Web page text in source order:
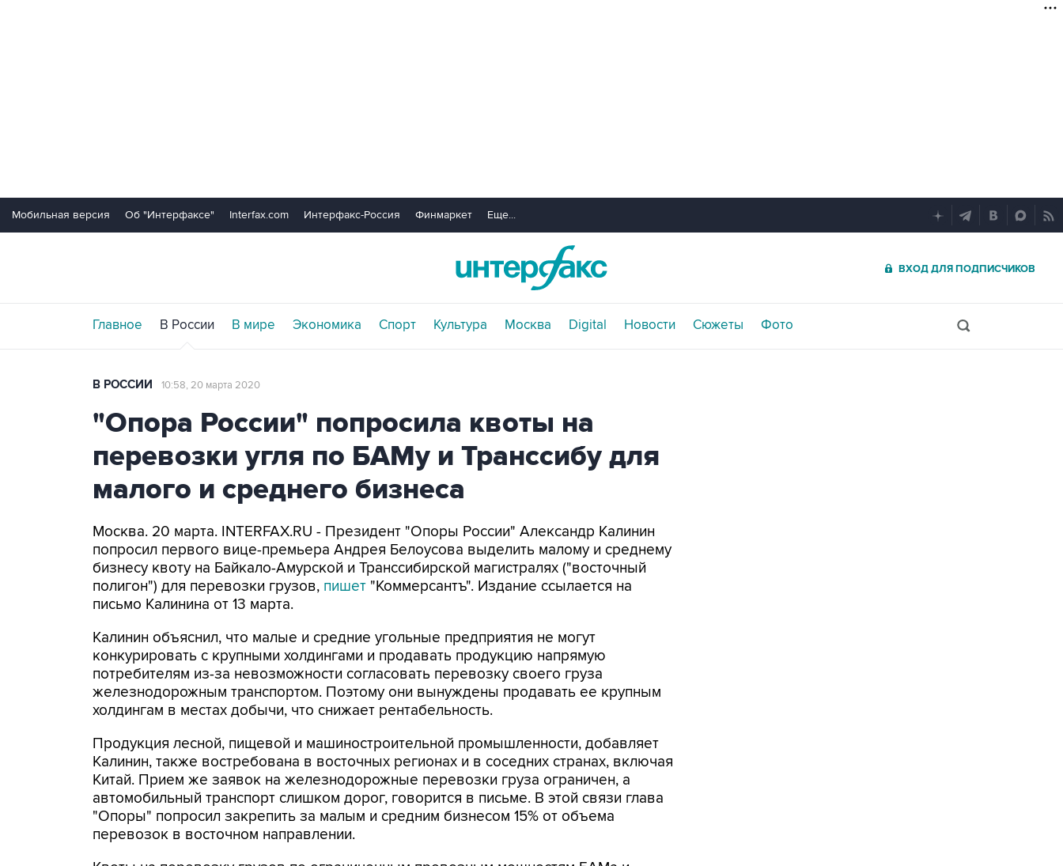
Мобильная версия Об "Интерфаксе" Interfax.com Интерфакс-Россия Финмаркет Еще...
ВХОД ДЛЯ ПОДПИСЧИКОВ
Главное В России В мире Экономика Спорт Культура Москва Digital Новости Сюжеты Фото
В РОССИИ 10:58, 20 марта 2020
"Опора России" попросила квоты на
перевозки угля по БАМу и Транссибу для
малого и среднего бизнеса
Москва. 20 марта. INTERFAX.RU - Президент "Опоры России" Александр Калинин
попросил первого вице-премьера Андрея Белоусова выделить малому и среднему
бизнесу квоту на Байкало-Амурской и Транссибирской магистралях ("восточный
полигон") для перевозки грузов, пишет "Коммерсантъ". Издание ссылается на
письмо Калинина от 13 марта.
Калинин объяснил, что малые и средние угольные предприятия не могут
конкурировать с крупными холдингами и продавать продукцию напрямую
потребителям из-за невозможности согласовать перевозку своего груза
железнодорожным транспортом. Поэтому они вынуждены продавать ее крупным
холдингам в местах добычи, что снижает рентабельность.
Продукция лесной, пищевой и машиностроительной промышленности, добавляет
Калинин, также востребована в восточных регионах и в соседних странах, включая
Китай. Прием же заявок на железнодорожные перевозки груза ограничен, а
автомобильный транспорт слишком дорог, говорится в письме. В этой связи глава
"Опоры" попросил закрепить за малым и средним бизнесом 15% от объема
перевозок в восточном направлении.